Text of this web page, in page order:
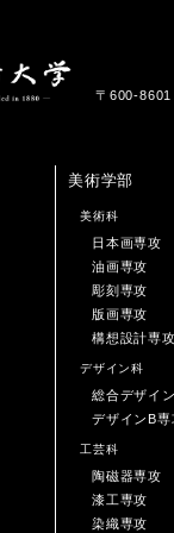
〒600-
美術学部
美術科
日本画専攻
油画専攻
彫刻専攻
版画専攻
構想設計専
デザイン科
総合デザイ
デザインB専
工芸科
陶磁器専攻
漆工専攻
染織専攻